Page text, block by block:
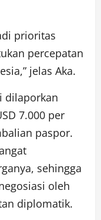
prioritas
percepatan
jelas Aka.
dilaporkan
7.000 per
paspor.
sehingga
oleh
diplomatik.